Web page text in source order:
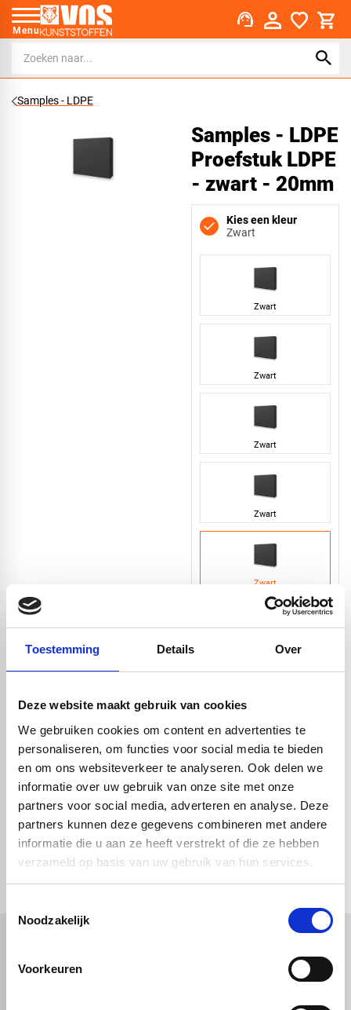
Toestemming Details Over
Deze website maakt gebruik van cookies
We gebruiken cookies om content en advertenties te
personaliseren, om functies voor social media te bieden
en om ons websiteverkeer te analyseren. Ook delen we
informatie over uw gebruik van onze site met onze
partners voor social media, adverteren en analyse. Deze
partners kunnen deze gegevens combineren met andere
informatie die u aan ze heeft verstrekt of die ze hebben
verzameld op basis van uw gebruik van hun services.
Noodzakelijk
Voorkeuren
Menu support_agent
Samples - LDPE
Samples - LDPE
Proefstuk LDPE
- zwart - 20mm
Kies een kleur
Zwart
Zwart
Zwart
Zwart
Zwart
Zwart
Zwart
check_circleVanaf € 750,-gratis bezorgd
check_circleKlanten geven Vos Kunststoffen een9,0/10 na 2662 beoordelingen
Kunststof Technische kunststoffen